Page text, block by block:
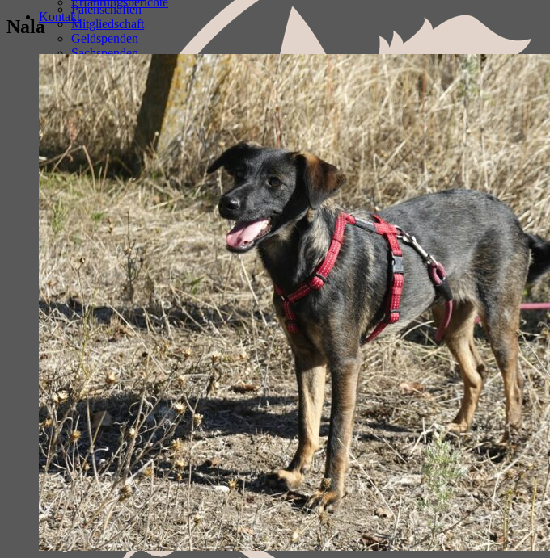
Patenschaften
Mitgliedschaft
Geldspenden
Sachspenden
Ehrenamtliche Mitarbeit
Spenden über Online-Shopping
Amazon- Wunschliste
Kontakt
Nala